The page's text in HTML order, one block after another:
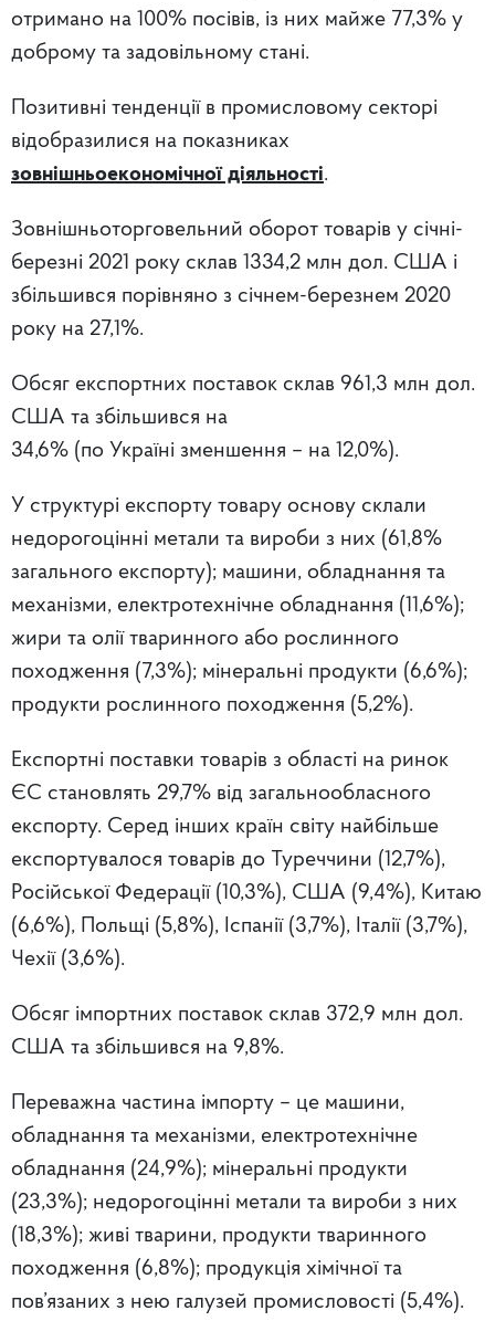
отримано на 100% посівів, із них майже 77,3% у
доброму та задовільному стані.
Позитивні тенденції в промисловому секторі
відобразилися на показниках
зовнішньоекономічної діяльності.
Зовнішньоторговельний оборот товарів у січні-
березні 2021 року склав 1334,2 млн дол. США і
збільшився порівняно з січнем-березнем 2020
року на 27,1%.
Обсяг експортних поставок склав 961,3 млн дол.
США та збільшився на
34,6% (по Україні зменшення – на 12,0%).
У структурі експорту товару основу склали
недорогоцінні метали та вироби з них (61,8%
загального експорту); машини, обладнання та
механізми, електротехнічне обладнання (11,6%);
жири та олії тваринного або рослинного
походження (7,3%); мінеральні продукти (6,6%);
продукти рослинного походження (5,2%).
Експортні поставки товарів з області на ринок
ЄС становлять 29,7% від загальнообласного
експорту. Серед інших країн світу найбільше
експортувалося товарів до Туреччини (12,7%),
Російської Федерації (10,3%), США (9,4%), Китаю
(6,6%), Польщі (5,8%), Іспанії (3,7%), Італії (3,7%),
Чехії (3,6%).
Обсяг імпортних поставок склав 372,9 млн дол.
США та збільшився на 9,8%.
Переважна частина імпорту – це машини,
обладнання та механізми, електротехнічне
обладнання (24,9%); мінеральні продукти
(23,3%); недорогоцінні метали та вироби з них
(18,3%); живі тварини, продукти тваринного
походження (6,8%); продукція хімічної та
пов’язаних з нею галузей промисловості (5,4%).